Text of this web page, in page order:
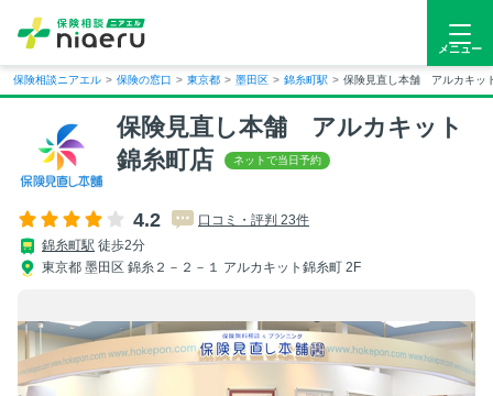
メニュー
保険相談ニアエル > 保険の窓口 > 東京都 > 墨田区 > 錦糸町駅 > 保険見直し本舗 アルカキッ
保険見直し本舗 アルカキット
錦糸町店
4.2
口コミ・評判 23件
錦糸町駅 徒歩2分
東京都 墨田区 錦糸２－２－１ アルカキット錦糸町 2F